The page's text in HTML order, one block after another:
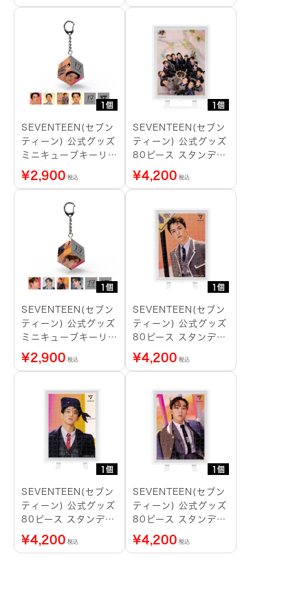
1個
SEVENTEEN(セブン
ティーン) 公式グッズ
ミニキューブキーリン
グ JOSHUA
¥2,900 税込
1個
SEVENTEEN(セブン
ティーン) 公式グッズ
80ピース スタンディ
ングパズル
¥4,200 税込
1個
SEVENTEEN(セブン
ティーン) 公式グッズ
ミニキューブキーリン
グ S.COUPS
¥2,900 税込
1個
SEVENTEEN(セブン
ティーン) 公式グッズ
80ピース スタンディ
ングパズル VERNON
¥4,200 税込
1個
SEVENTEEN(セブン
ティーン) 公式グッズ
80ピース スタンディ
ングパズル DK
¥4,200 税込
1個
SEVENTEEN(セブン
ティーン) 公式グッズ
80ピース スタンディ
ングパズル
SEUNGKEAN
¥4,200 税込